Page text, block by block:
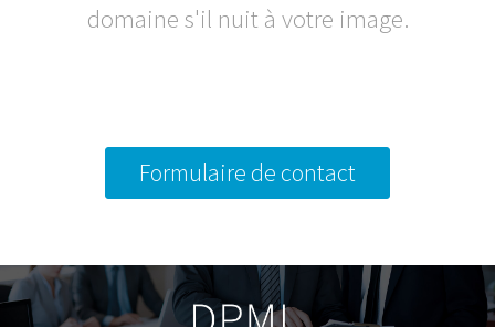
domaine s'il nuit à votre image.
Formulaire de contact